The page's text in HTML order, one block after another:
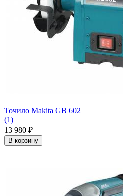
Точило Makita GB 602
(1)
13 980 ₽
В корзину